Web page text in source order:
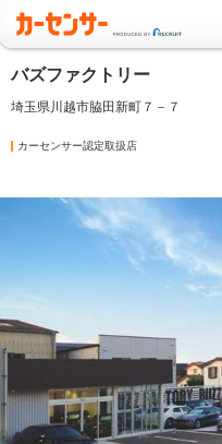
バズファクトリー
埼玉県川越市脇田新町７－７
カーセンサー認定取扱店